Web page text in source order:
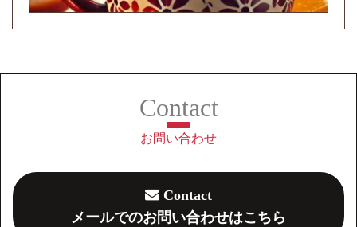
お問い合わせ
Contact
メールでのお問い合わせはこちら